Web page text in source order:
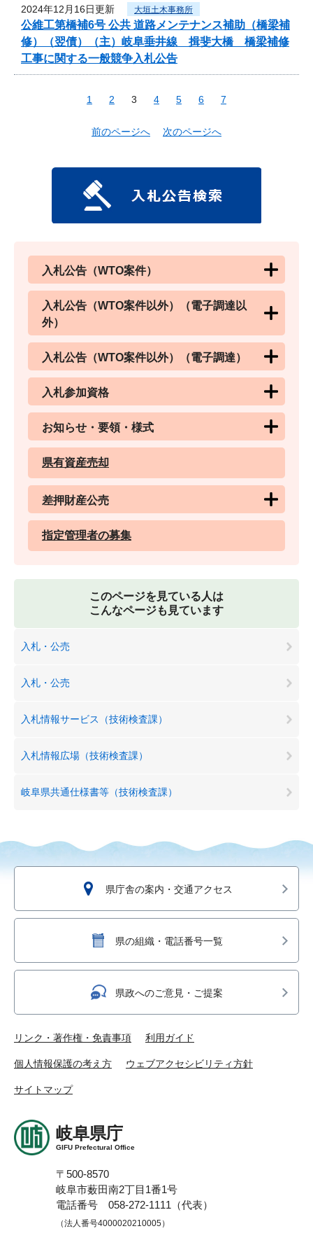
2024年12月16日更新 大垣土木事務所
公維工第橋補6号 公共 道路メンテナンス補助（橋梁補
修）（翌債）（主）岐阜垂井線 揖斐大橋 橋梁補修
工事に関する一般競争入札公告
1 2 3 4 5 6 7
前のページへ 次のページへ
入札公告（WTO案件）
入札公告（WTO案件以外）（電子調達以
外）
入札公告（WTO案件以外）（電子調達）
入札参加資格
お知らせ・要領・様式
県有資産売却
差押財産公売
指定管理者の募集
このページを見ている人は
こんなページも見ています
入札・公売
入札・公売
入札情報サービス（技術検査課）
入札情報広場（技術検査課）
岐阜県共通仕様書等（技術検査課）
県庁舎の案内・交通アクセス
県の組織・電話番号一覧
県政へのご意見・ご提案
リンク・著作権・免責事項 利用ガイド
個人情報保護の考え方 ウェブアクセシビリティ方針
サイトマップ
岐阜県庁
GIFU Prefectural Office
〒500-8570
岐阜市薮田南2丁目1番1号
電話番号 058-272-1111（代表）
（法人番号4000020210005）